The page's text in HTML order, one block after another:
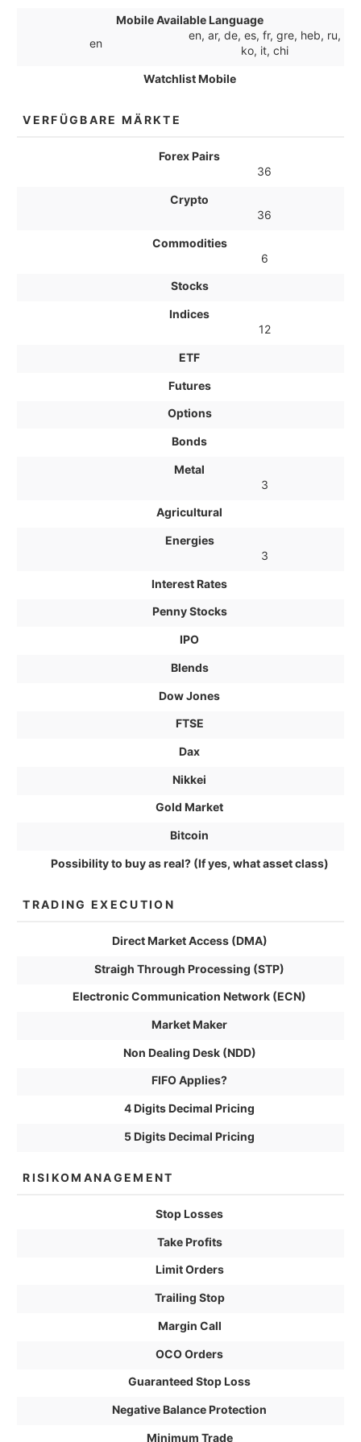
Mobile Available Language
en
en, ar, de, es, fr, gre, heb, ru,
ko, it, chi
Watchlist Mobile
VERFÜGBARE MÄRKTE
Forex Pairs
36
Crypto
36
Commodities
6
Stocks
Indices
12
ETF
Futures
Options
Bonds
Metal
3
Agricultural
Energies
3
Interest Rates
Penny Stocks
IPO
Blends
Dow Jones
FTSE
Dax
Nikkei
Gold Market
Bitcoin
Possibility to buy as real? (If yes, what asset class)
TRADING EXECUTION
Direct Market Access (DMA)
Straigh Through Processing (STP)
Electronic Communication Network (ECN)
Market Maker
Non Dealing Desk (NDD)
FIFO Applies?
4 Digits Decimal Pricing
5 Digits Decimal Pricing
RISIKOMANAGEMENT
Stop Losses
Take Profits
Limit Orders
Trailing Stop
Margin Call
OCO Orders
Guaranteed Stop Loss
Negative Balance Protection
Minimum Trade